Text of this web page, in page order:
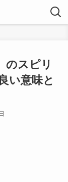
のスピリ
い意味と